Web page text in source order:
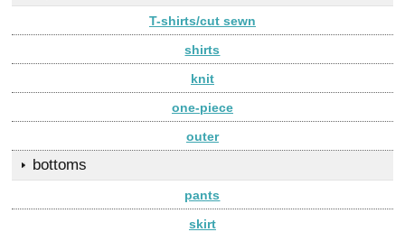
T-shirts/cut sewn
shirts
knit
one-piece
outer
bottoms
pants
skirt